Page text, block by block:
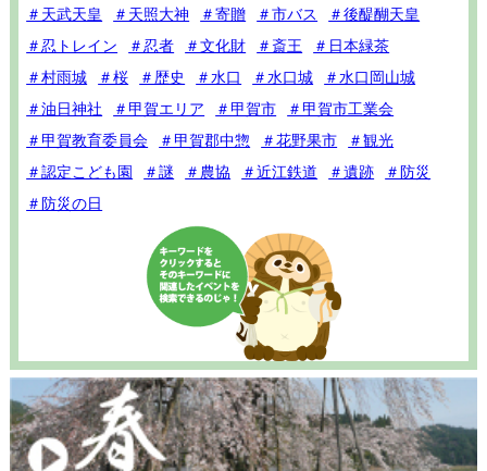
＃天武天皇
＃天照大神 ＃寄贈 ＃市バス
＃後醍醐天皇
＃忍トレイン
＃忍者 ＃文化財 ＃斎王
＃日本緑茶
＃村雨城
＃桜 ＃歴史 ＃水口 ＃水口城
＃水口岡山城
＃油日神社
＃甲賀エリア ＃甲賀市
＃甲賀市工業会
＃甲賀教育委員会
＃甲賀郡中惣 ＃花野果市
＃観光
＃認定こども園
＃謎 ＃農協 ＃近江鉄道 ＃遺跡
＃防災
＃防災の日